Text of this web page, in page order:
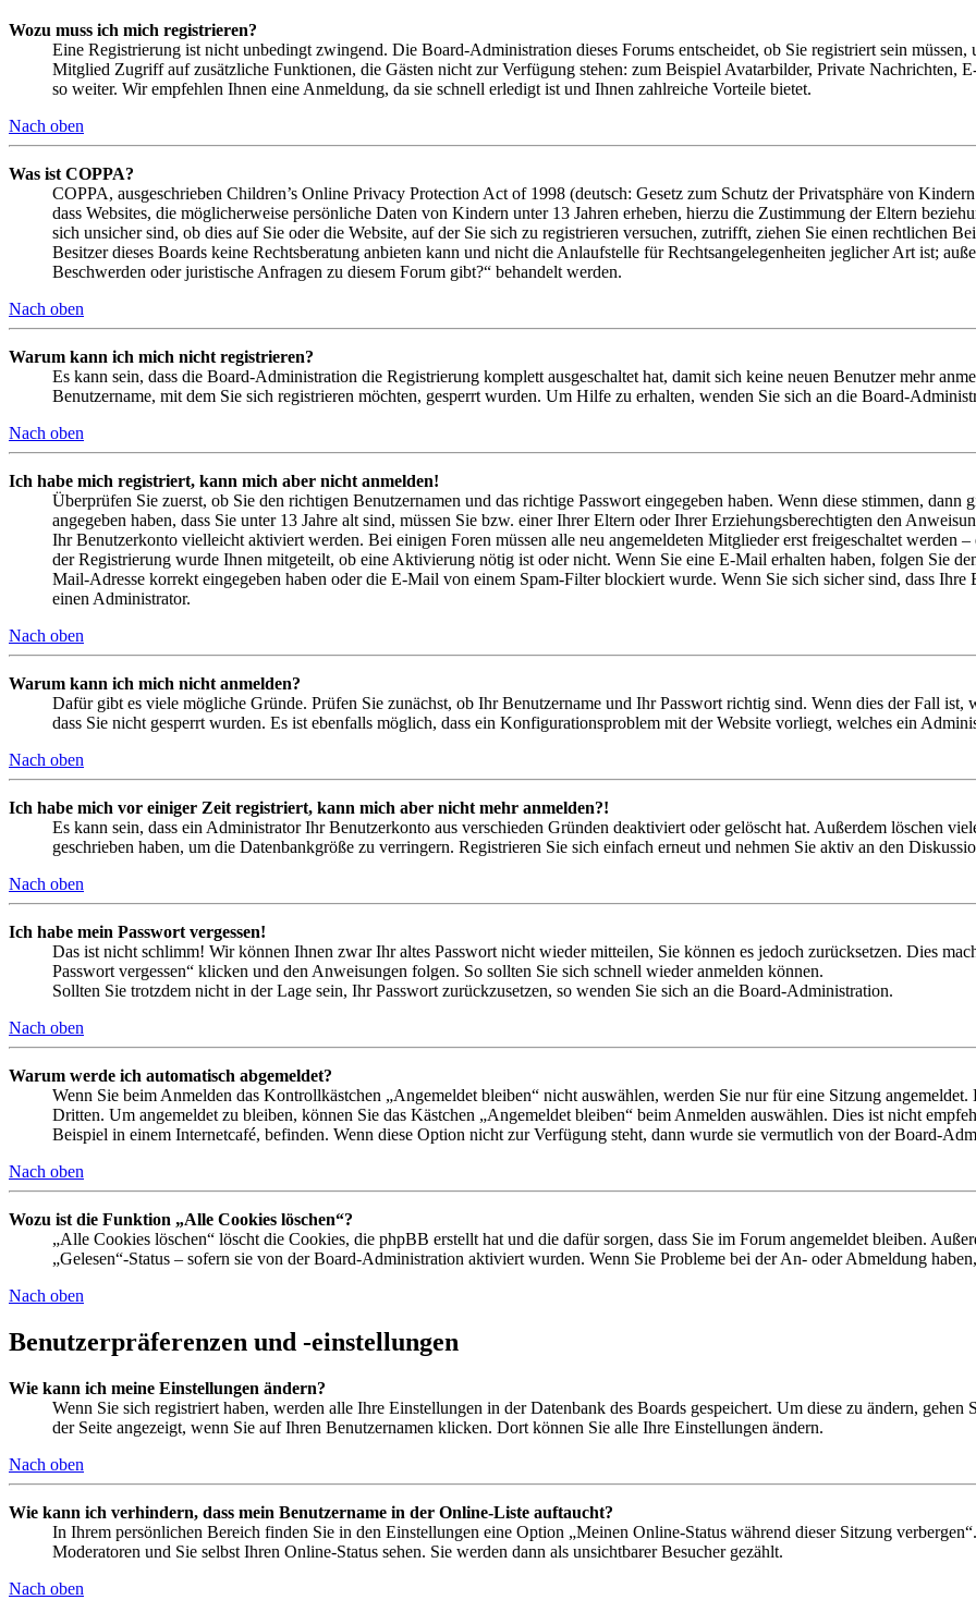
Wozu muss ich mich registrieren?
Eine Registrierung ist nicht unbedingt zwingend. Die Board-Administration dieses Forums entscheidet, ob Sie registriert sein
Mitglied Zugriff auf zusätzliche Funktionen, die Gästen nicht zur Verfügung stehen: zum Beispiel Avatarbilder, Private Nachrichten,
so weiter. Wir empfehlen Ihnen eine Anmeldung, da sie schnell erledigt ist und Ihnen zahlreiche Vorteile bietet.
Nach oben
Was ist COPPA?
COPPA, ausgeschrieben Children’s Online Privacy Protection Act of 1998 (deutsch: Gesetz zum Schutz der Privatsphäre von
dass Websites, die möglicherweise persönliche Daten von Kindern unter 13 Jahren erheben, hierzu die Zustimmung der Eltern
sich unsicher sind, ob dies auf Sie oder die Website, auf der Sie sich zu registrieren versuchen, zutrifft, ziehen Sie einen rechtlichen
Besitzer dieses Boards keine Rechtsberatung anbieten kann und nicht die Anlaufstelle für Rechtsangelegenheiten jeglicher Art ist;
Beschwerden oder juristische Anfragen zu diesem Forum gibt?“ behandelt werden.
Nach oben
Warum kann ich mich nicht registrieren?
Es kann sein, dass die Board-Administration die Registrierung komplett ausgeschaltet hat, damit sich keine neuen Benutzer mehr
Benutzername, mit dem Sie sich registrieren möchten, gesperrt wurden. Um Hilfe zu erhalten, wenden Sie sich an die Board-
Nach oben
Ich habe mich registriert, kann mich aber nicht anmelden!
Überprüfen Sie zuerst, ob Sie den richtigen Benutzernamen und das richtige Passwort eingegeben haben. Wenn diese stimmen, dann
angegeben haben, dass Sie unter 13 Jahre alt sind, müssen Sie bzw. einer Ihrer Eltern oder Ihrer Erziehungsberechtigten den
Ihr Benutzerkonto vielleicht aktiviert werden. Bei einigen Foren müssen alle neu angemeldeten Mitglieder erst freigeschaltet werden
der Registrierung wurde Ihnen mitgeteilt, ob eine Aktivierung nötig ist oder nicht. Wenn Sie eine E-Mail erhalten haben, folgen Sie
Mail-Adresse korrekt eingegeben haben oder die E-Mail von einem Spam-Filter blockiert wurde. Wenn Sie sich sicher sind, dass
einen Administrator.
Nach oben
Warum kann ich mich nicht anmelden?
Dafür gibt es viele mögliche Gründe. Prüfen Sie zunächst, ob Ihr Benutzername und Ihr Passwort richtig sind. Wenn dies der Fall ist,
dass Sie nicht gesperrt wurden. Es ist ebenfalls möglich, dass ein Konfigurationsproblem mit der Website vorliegt, welches ein
Nach oben
Ich habe mich vor einiger Zeit registriert, kann mich aber nicht mehr anmelden?!
Es kann sein, dass ein Administrator Ihr Benutzerkonto aus verschieden Gründen deaktiviert oder gelöscht hat. Außerdem löschen
geschrieben haben, um die Datenbankgröße zu verringern. Registrieren Sie sich einfach erneut und nehmen Sie aktiv an den
Nach oben
Ich habe mein Passwort vergessen!
Das ist nicht schlimm! Wir können Ihnen zwar Ihr altes Passwort nicht wieder mitteilen, Sie können es jedoch zurücksetzen. Dies
Passwort vergessen“ klicken und den Anweisungen folgen. So sollten Sie sich schnell wieder anmelden können.
Sollten Sie trotzdem nicht in der Lage sein, Ihr Passwort zurückzusetzen, so wenden Sie sich an die Board-Administration.
Nach oben
Warum werde ich automatisch abgemeldet?
Wenn Sie beim Anmelden das Kontrollkästchen „Angemeldet bleiben“ nicht auswählen, werden Sie nur für eine Sitzung
Dritten. Um angemeldet zu bleiben, können Sie das Kästchen „Angemeldet bleiben“ beim Anmelden auswählen. Dies ist nicht
Beispiel in einem Internetcafé, befinden. Wenn diese Option nicht zur Verfügung steht, dann wurde sie vermutlich von der Board-
Nach oben
Wozu ist die Funktion „Alle Cookies löschen“?
„Alle Cookies löschen“ löscht die Cookies, die phpBB erstellt hat und die dafür sorgen, dass Sie im Forum angemeldet bleiben.
„Gelesen“-Status – sofern sie von der Board-Administration aktiviert wurden. Wenn Sie Probleme bei der An- oder Abmeldung
Nach oben
Benutzerpräferenzen und -einstellungen
Wie kann ich meine Einstellungen ändern?
Wenn Sie sich registriert haben, werden alle Ihre Einstellungen in der Datenbank des Boards gespeichert. Um diese zu ändern,
der Seite angezeigt, wenn Sie auf Ihren Benutzernamen klicken. Dort können Sie alle Ihre Einstellungen ändern.
Nach oben
Wie kann ich verhindern, dass mein Benutzername in der Online-Liste auftaucht?
In Ihrem persönlichen Bereich finden Sie in den Einstellungen eine Option „Meinen Online-Status während dieser Sitzung
Moderatoren und Sie selbst Ihren Online-Status sehen. Sie werden dann als unsichtbarer Besucher gezählt.
Nach oben